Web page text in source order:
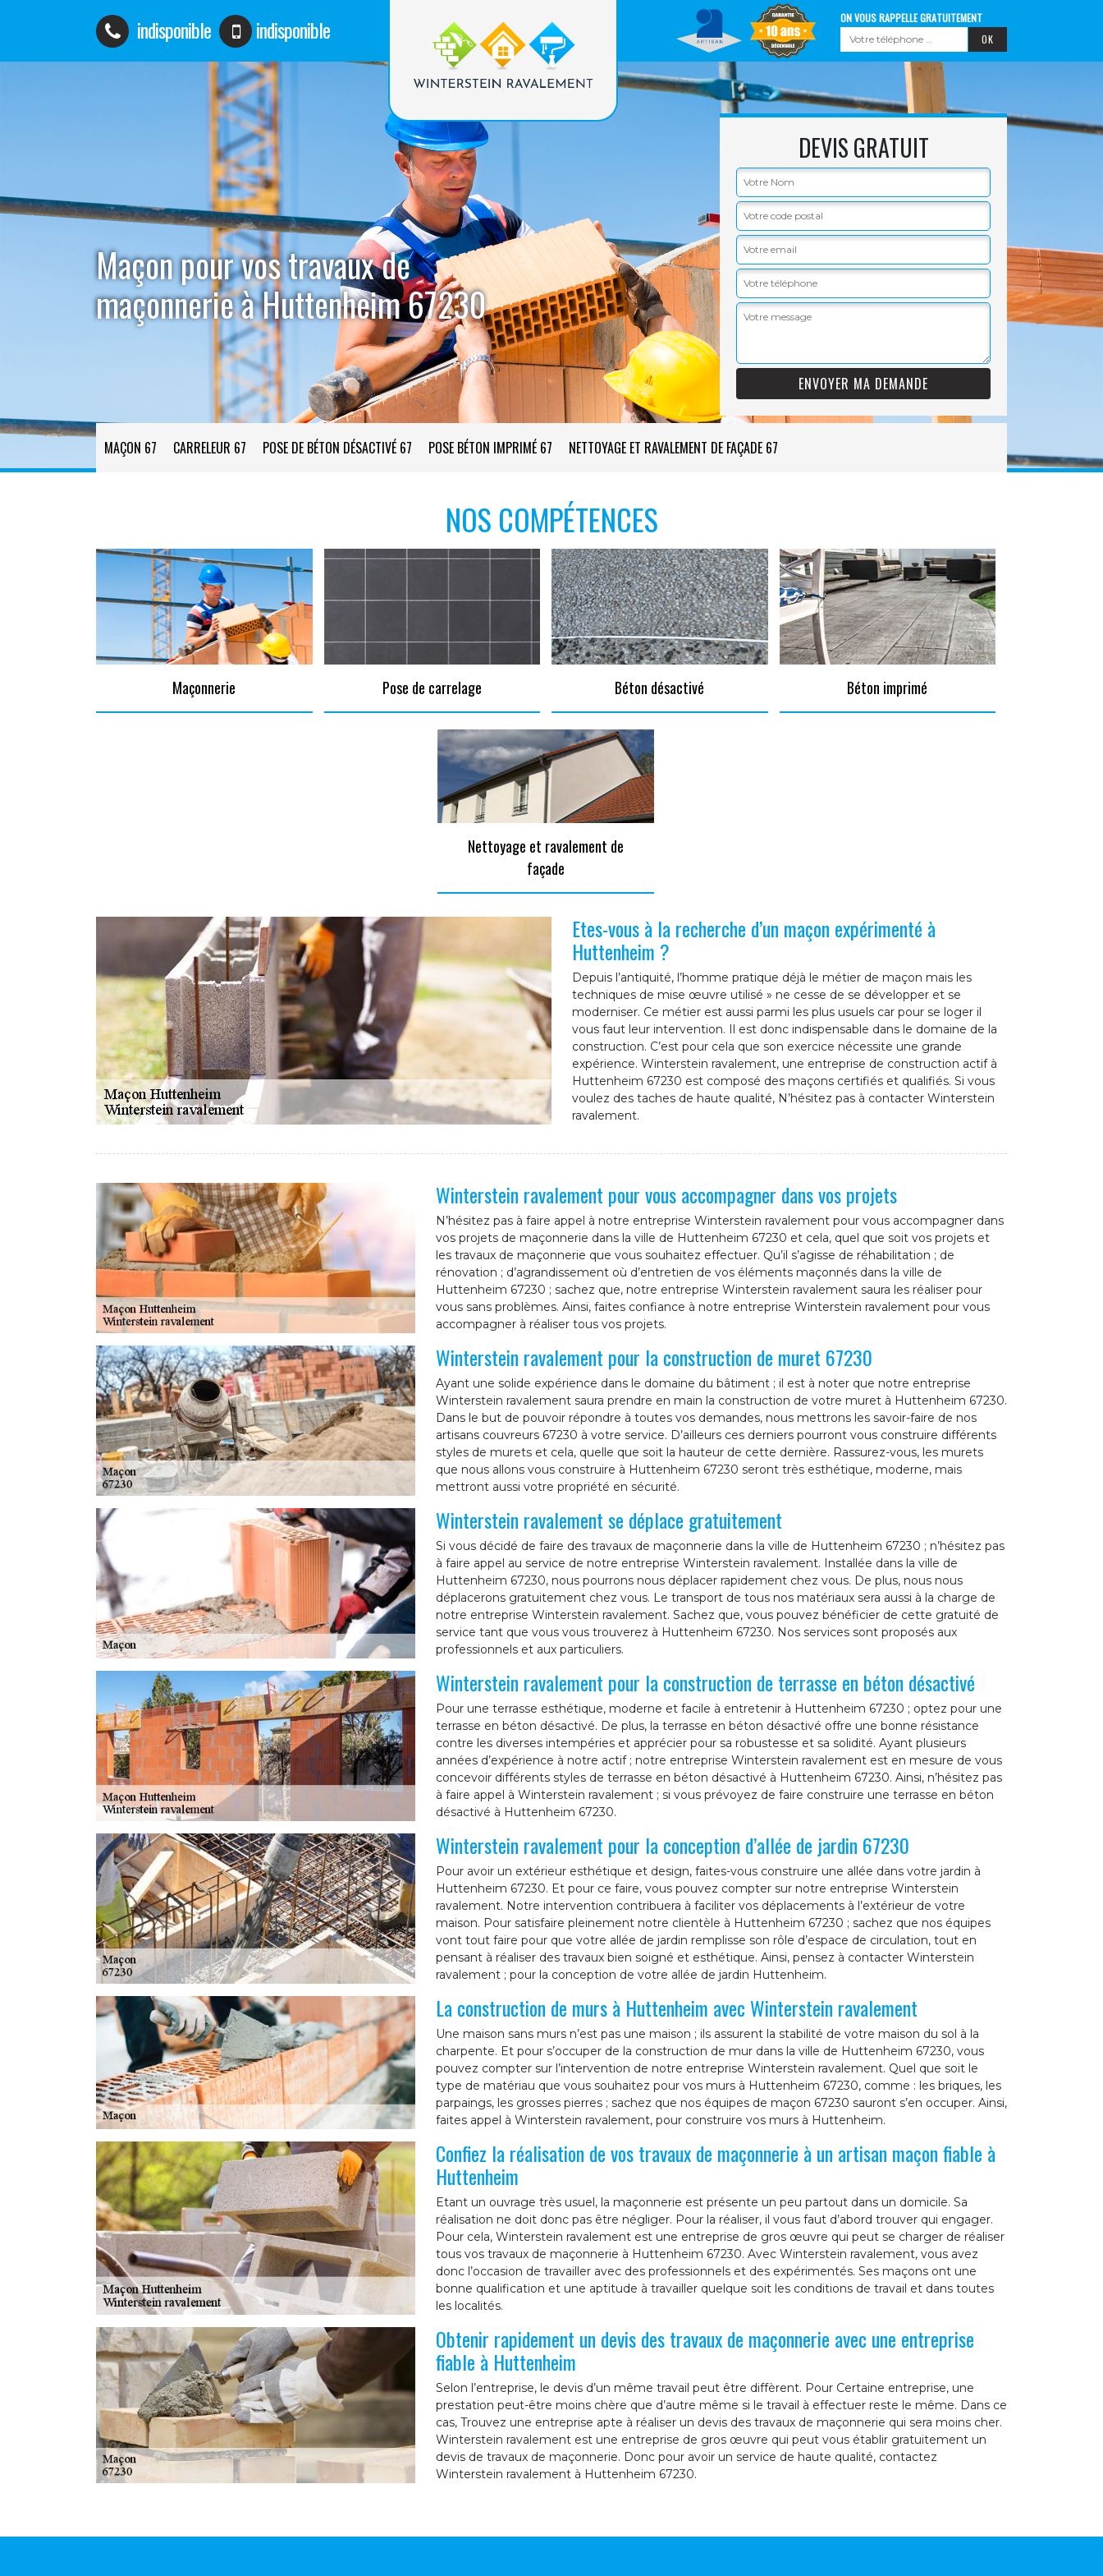
indisponible indisponible ON VOUS RAPPELLE GRATUITEMENT
Maçon pour vos travaux de
maçonnerie à Huttenheim 67230
DEVIS GRATUIT
MAÇON 67 CARRELEUR 67 POSE DE BÉTON DÉSACTIVÉ 67 POSE BÉTON IMPRIMÉ 67 NETTOYAGE ET RAVALEMENT DE FAÇADE 67
NOS COMPÉTENCES
Maçonnerie Pose de carrelage Béton désactivé Béton imprimé
Nettoyage et ravalement de
façade
Etes-vous à la recherche d’un maçon expérimenté à
Huttenheim ?
Depuis l’antiquité, l’homme pratique déjà le métier de maçon mais les
techniques de mise œuvre utilisé » ne cesse de se développer et se
moderniser. Ce métier est aussi parmi les plus usuels car pour se loger il
vous faut leur intervention. Il est donc indispensable dans le domaine de la
construction. C’est pour cela que son exercice nécessite une grande
expérience. Winterstein ravalement, une entreprise de construction actif à
Huttenheim 67230 est composé des maçons certifiés et qualifiés. Si vous
voulez des taches de haute qualité, N’hésitez pas à contacter Winterstein
ravalement.
Winterstein ravalement pour vous accompagner dans vos projets
N’hésitez pas à faire appel à notre entreprise Winterstein ravalement pour vous accompagner dans
vos projets de maçonnerie dans la ville de Huttenheim 67230 et cela, quel que soit vos projets et
les travaux de maçonnerie que vous souhaitez effectuer. Qu’il s’agisse de réhabilitation ; de
rénovation ; d’agrandissement où d’entretien de vos éléments maçonnés dans la ville de
Huttenheim 67230 ; sachez que, notre entreprise Winterstein ravalement saura les réaliser pour
vous sans problèmes. Ainsi, faites confiance à notre entreprise Winterstein ravalement pour vous
accompagner à réaliser tous vos projets.
Winterstein ravalement pour la construction de muret 67230
Ayant une solide expérience dans le domaine du bâtiment ; il est à noter que notre entreprise
Winterstein ravalement saura prendre en main la construction de votre muret à Huttenheim 67230.
Dans le but de pouvoir répondre à toutes vos demandes, nous mettrons les savoir-faire de nos
artisans couvreurs 67230 à votre service. D’ailleurs ces derniers pourront vous construire différents
styles de murets et cela, quelle que soit la hauteur de cette dernière. Rassurez-vous, les murets
que nous allons vous construire à Huttenheim 67230 seront très esthétique, moderne, mais
mettront aussi votre propriété en sécurité.
Winterstein ravalement se déplace gratuitement
Si vous décidé de faire des travaux de maçonnerie dans la ville de Huttenheim 67230 ; n’hésitez pas
à faire appel au service de notre entreprise Winterstein ravalement. Installée dans la ville de
Huttenheim 67230, nous pourrons nous déplacer rapidement chez vous. De plus, nous nous
déplacerons gratuitement chez vous. Le transport de tous nos matériaux sera aussi à la charge de
notre entreprise Winterstein ravalement. Sachez que, vous pouvez bénéficier de cette gratuité de
service tant que vous vous trouverez à Huttenheim 67230. Nos services sont proposés aux
professionnels et aux particuliers.
Winterstein ravalement pour la construction de terrasse en béton désactivé
Pour une terrasse esthétique, moderne et facile à entretenir à Huttenheim 67230 ; optez pour une
terrasse en béton désactivé. De plus, la terrasse en béton désactivé offre une bonne résistance
contre les diverses intempéries et apprécier pour sa robustesse et sa solidité. Ayant plusieurs
années d’expérience à notre actif ; notre entreprise Winterstein ravalement est en mesure de vous
concevoir différents styles de terrasse en béton désactivé à Huttenheim 67230. Ainsi, n’hésitez pas
à faire appel à Winterstein ravalement ; si vous prévoyez de faire construire une terrasse en béton
désactivé à Huttenheim 67230.
Winterstein ravalement pour la conception d’allée de jardin 67230
Pour avoir un extérieur esthétique et design, faites-vous construire une allée dans votre jardin à
Huttenheim 67230. Et pour ce faire, vous pouvez compter sur notre entreprise Winterstein
ravalement. Notre intervention contribuera à faciliter vos déplacements à l’extérieur de votre
maison. Pour satisfaire pleinement notre clientèle à Huttenheim 67230 ; sachez que nos équipes
vont tout faire pour que votre allée de jardin remplisse son rôle d’espace de circulation, tout en
pensant à réaliser des travaux bien soigné et esthétique. Ainsi, pensez à contacter Winterstein
ravalement ; pour la conception de votre allée de jardin Huttenheim.
La construction de murs à Huttenheim avec Winterstein ravalement
Une maison sans murs n’est pas une maison ; ils assurent la stabilité de votre maison du sol à la
charpente. Et pour s’occuper de la construction de mur dans la ville de Huttenheim 67230, vous
pouvez compter sur l’intervention de notre entreprise Winterstein ravalement. Quel que soit le
type de matériau que vous souhaitez pour vos murs à Huttenheim 67230, comme : les briques, les
parpaings, les grosses pierres ; sachez que nos équipes de maçon 67230 sauront s’en occuper. Ainsi,
faites appel à Winterstein ravalement, pour construire vos murs à Huttenheim.
Confiez la réalisation de vos travaux de maçonnerie à un artisan maçon fiable à
Huttenheim
Etant un ouvrage très usuel, la maçonnerie est présente un peu partout dans un domicile. Sa
réalisation ne doit donc pas être négliger. Pour la réaliser, il vous faut d’abord trouver qui engager.
Pour cela, Winterstein ravalement est une entreprise de gros œuvre qui peut se charger de réaliser
tous vos travaux de maçonnerie à Huttenheim 67230. Avec Winterstein ravalement, vous avez
donc l’occasion de travailler avec des professionnels et des expérimentés. Ses maçons ont une
bonne qualification et une aptitude à travailler quelque soit les conditions de travail et dans toutes
les localités.
Obtenir rapidement un devis des travaux de maçonnerie avec une entreprise
fiable à Huttenheim
Selon l’entreprise, le devis d’un même travail peut être diffèrent. Pour Certaine entreprise, une
prestation peut-être moins chère que d’autre même si le travail à effectuer reste le même. Dans ce
cas, Trouvez une entreprise apte à réaliser un devis des travaux de maçonnerie qui sera moins cher.
Winterstein ravalement est une entreprise de gros œuvre qui peut vous établir gratuitement un
devis de travaux de maçonnerie. Donc pour avoir un service de haute qualité, contactez
Winterstein ravalement à Huttenheim 67230.